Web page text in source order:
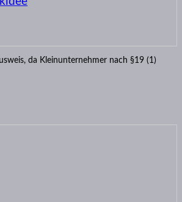
da Kleinunternehmer nach §19 (1)